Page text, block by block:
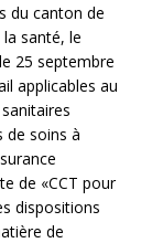
du canton de
la santé, le
25 septembre
applicables au
de soins à
de «CCT pour
dispositions
de